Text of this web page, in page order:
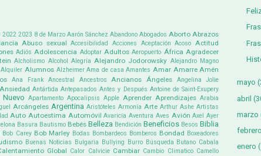
2022 2023 8 de Marzo Aarón Sánchez Abandono Abogados Aborto Abrazos
Abuso sexual Accesibilidad Acciones Aceptación Acoso Actitud
Adiós Adolescencia Adoptar Adultos Aeropuerto África Agradecer
Alcholismo Alcohol Alegría Alejandro Jodorowsky Alejandro Magno
Alquiler Alumnos Alzheimer Ama de casa Amantes Amar Amarre Amén
Ana Frank Ancestral Ancestros Ancianos Ángeles Angelina Jolie
Ansiedad Antártida Antepasados Antes y Después Antoine de Saint-Exupery
Apartamento Apocalipsis Apple Aprender Aprendizajes Arabia
Arcángeles Argentina Aristóteles Armonía Arte Arthur Ashe Artistas
Auto Autoestima Automóvil Avaricia Aventura Aves Avión Axel Ayer
Basura Bautismo Bebés Belleza Bendición Beneficios Besos Biblia
Bob Carey Bob Marley Bodas Bombardeos Bomberos Bondad Boxeadores
Buenas Noticias Bulgaria Bullying Burro Búsqueda Butano Cabala
Global Calor Calvicie Cambiar Cambio Climatico Camello
mayo
abril
marzo
febrero
enero